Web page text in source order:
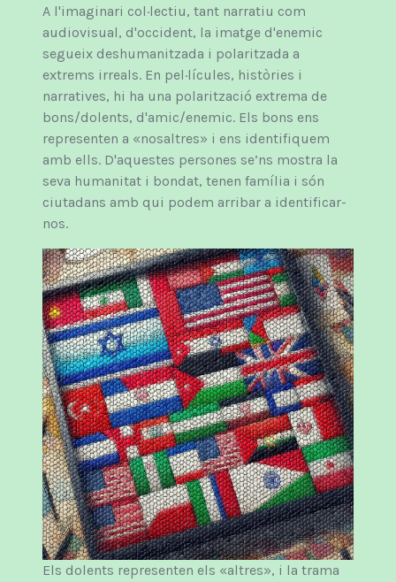
A l'imaginari col·lectiu, tant narratiu com
audiovisual, d'occident, la imatge d'enemic
segueix deshumanitzada i polaritzada a
extrems irreals. En pel·lícules, històries i
narratives, hi ha una polarització extrema de
bons/dolents, d'amic/enemic. Els bons ens
representen a «nosaltres» i ens identifiquem
amb ells. D'aquestes persones se’ns mostra la
seva humanitat i bondat, tenen família i són
ciutadans amb qui podem arribar a identificar-
nos.
Els dolents representen els «altres», i la trama